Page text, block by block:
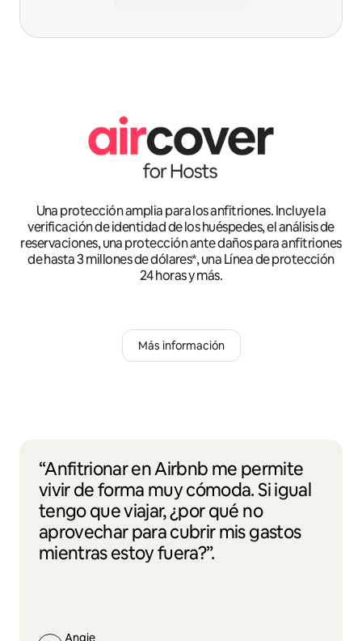
Una protección amplia para los anfitriones. Incluye la
verificación de identidad de los huéspedes, el análisis de
reservaciones, una protección ante daños para anfitriones
de hasta 3 millones de dólares*, una Línea de protección
24 horas y más.
Más información
“Anfitrionar en Airbnb me permite
vivir de forma muy cómoda. Si igual
tengo que viajar, ¿por qué no
aprovechar para cubrir mis gastos
mientras estoy fuera?”.
Angie